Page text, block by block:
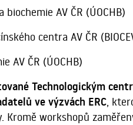
AV ČR (ÚOCHB)
centra AV ČR
AV ČR (ÚOCHB)
Technologickým
ve výzvách ERC,
Kromě workshopů